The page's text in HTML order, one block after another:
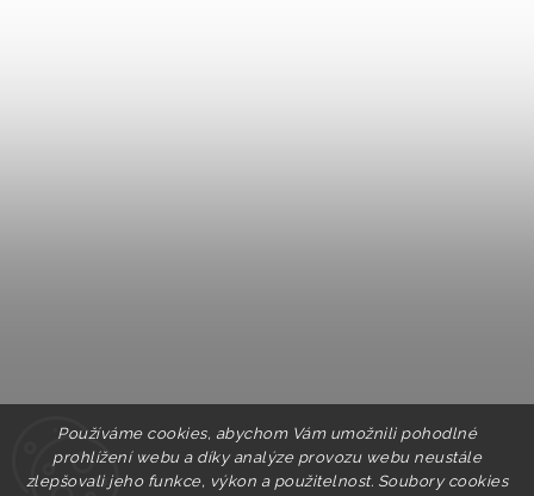
Používáme cookies, abychom Vám umožnili pohodlné
prohlížení webu a díky analýze provozu webu neustále
zlepšovali jeho funkce, výkon a použitelnost. Soubory cookies